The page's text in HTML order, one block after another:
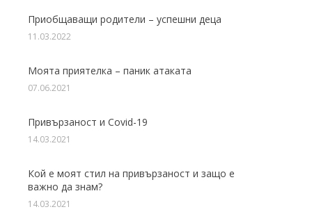
Приобщаващи родители – успешни деца
11.03.2022
Моята приятелка – паник атаката
07.06.2021
Привързаност и Covid-19
14.03.2021
Кой е моят стил на привързаност и защо е
важно да знам?
14.03.2021